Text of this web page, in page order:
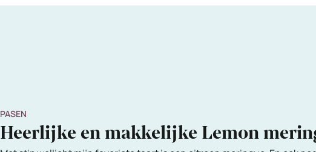
PASEN
Heerlijke en makkelijke Lemon